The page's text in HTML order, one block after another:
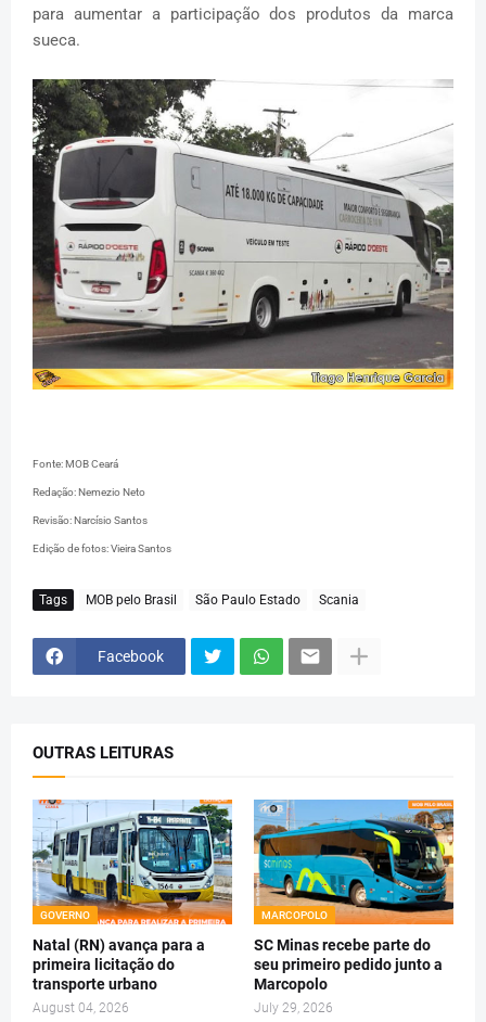
para aumentar a participação dos produtos da marca
sueca.
Fonte: MOB Ceará
Redação: Nemezio Neto
Revisão: Narcísio Santos
Edição de fotos: Vieira Santos
Tags MOB pelo Brasil São Paulo Estado Scania
Facebook
OUTRAS LEITURAS
GOVERNO
Natal (RN) avança para a
primeira licitação do
transporte urbano
August 04, 2026
MARCOPOLO
SC Minas recebe parte do
seu primeiro pedido junto a
Marcopolo
July 29, 2026